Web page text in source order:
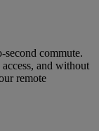
second commute.
and without
remote